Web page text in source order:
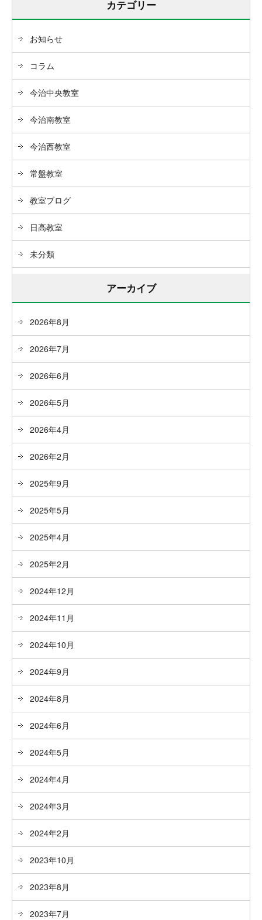
カテゴリー
お知らせ
コラム
今治中央教室
今治南教室
今治西教室
常盤教室
教室ブログ
日高教室
未分類
アーカイブ
2026年8月
2026年7月
2026年6月
2026年5月
2026年4月
2026年2月
2025年9月
2025年5月
2025年4月
2025年2月
2024年12月
2024年11月
2024年10月
2024年9月
2024年8月
2024年6月
2024年5月
2024年4月
2024年3月
2024年2月
2023年10月
2023年8月
2023年7月